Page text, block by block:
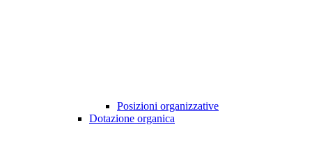
Posizioni organizzative
Dotazione organica